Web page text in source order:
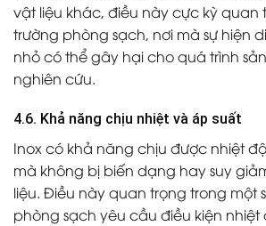
vật liệu khác, điều này cực kỳ quan
trường phòng sạch, nơi mà sự hiện
nhỏ có thể gây hại cho quá trình
nghiên cứu.
4.6. Khả năng chịu nhiệt và áp suất
Inox có khả năng chịu được nhiệt
mà không bị biến dạng hay suy
liệu. Điều này quan trọng trong một
phòng sạch yêu cầu điều kiện nhiệt